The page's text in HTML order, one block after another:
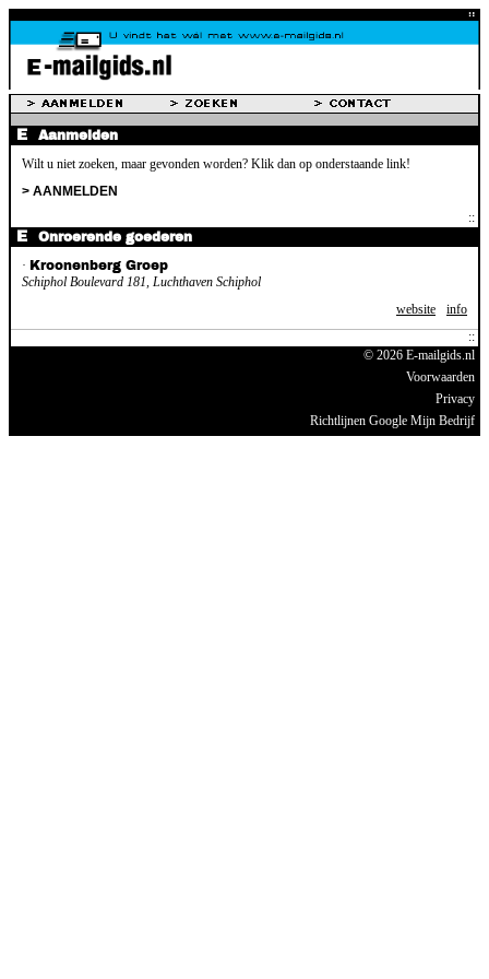
Aanmelden
Wilt u niet zoeken, maar gevonden worden? Klik dan op onderstaande link!
> AANMELDEN
Onroerende goederen
· Kroonenberg Groep
Schiphol Boulevard 181, Luchthaven Schiphol
website
info
© 2026 E-mailgids.nl
Voorwaarden
Privacy
Richtlijnen Google Mijn Bedrijf